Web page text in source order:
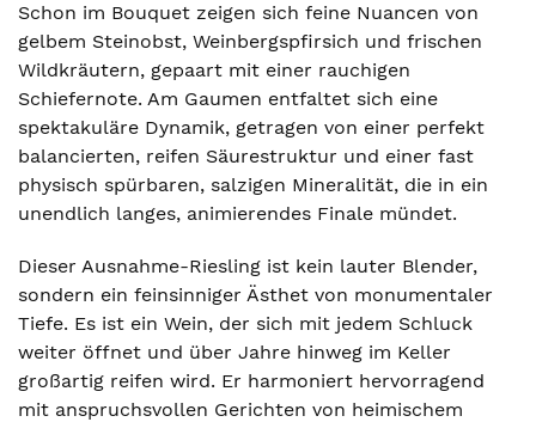
Schon im Bouquet zeigen sich feine Nuancen von
gelbem Steinobst, Weinbergspfirsich und frischen
Wildkräutern, gepaart mit einer rauchigen
Schiefernote. Am Gaumen entfaltet sich eine
spektakuläre Dynamik, getragen von einer perfekt
balancierten, reifen Säurestruktur und einer fast
physisch spürbaren, salzigen Mineralität, die in ein
unendlich langes, animierendes Finale mündet.
Dieser Ausnahme-Riesling ist kein lauter Blender,
sondern ein feinsinniger Ästhet von monumentaler
Tiefe. Es ist ein Wein, der sich mit jedem Schluck
weiter öffnet und über Jahre hinweg im Keller
großartig reifen wird. Er harmoniert hervorragend
mit anspruchsvollen Gerichten von heimischem